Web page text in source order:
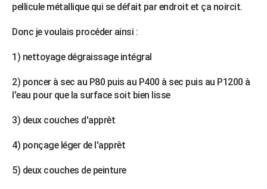
Forum
Aménagement intérieur
Extérieur
Cuisine
Salle de bains
Jardinage
Rangement
WEEK-END
Guides de France
Escapades
Patrimoine
Expositions
Musées
Week-end nature
+LIFESTYLE
Art de vivre
Bien-être
Loisirs
Mode
Modes de vie
SANTE
Alimentation
Guide de la santé
Maladies
Médicaments
Sommeil
VOYAGE
pellicule métallique qui se défait par endroit et ça noircit.
Donc je voulais procéder ainsi :
1) nettoyage dégraissage intégral
2) poncer à sec au P80 puis au P400 à sec puis au P1200 à
l'eau pour que la surface soit bien lisse
3) deux couches d'apprêt
4) ponçage léger de l'apprêt
5) deux couches de peinture